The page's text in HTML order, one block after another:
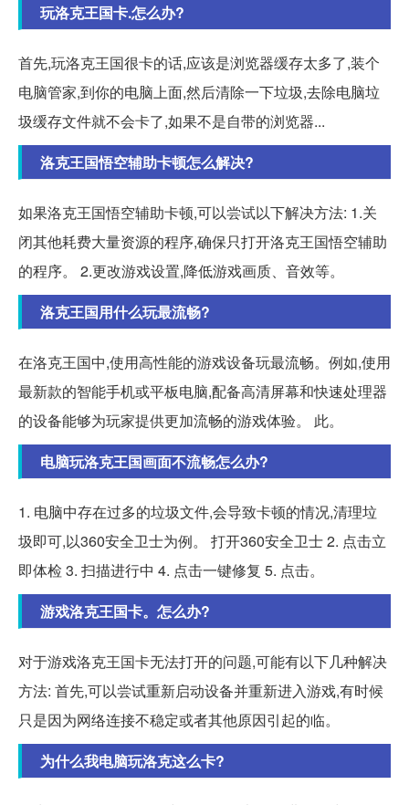
玩洛克王国卡.怎么办?
首先,玩洛克王国很卡的话,应该是浏览器缓存太多了,装个
电脑管家,到你的电脑上面,然后清除一下垃圾,去除电脑垃
圾缓存文件就不会卡了,如果不是自带的浏览器...
洛克王国悟空辅助卡顿怎么解决?
如果洛克王国悟空辅助卡顿,可以尝试以下解决方法: 1.关
闭其他耗费大量资源的程序,确保只打开洛克王国悟空辅助
的程序。 2.更改游戏设置,降低游戏画质、音效等。
洛克王国用什么玩最流畅?
在洛克王国中,使用高性能的游戏设备玩最流畅。例如,使用
最新款的智能手机或平板电脑,配备高清屏幕和快速处理器
的设备能够为玩家提供更加流畅的游戏体验。 此。
电脑玩洛克王国画面不流畅怎么办?
1. 电脑中存在过多的垃圾文件,会导致卡顿的情况,清理垃
圾即可,以360安全卫士为例。 打开360安全卫士 2. 点击立
即体检 3. 扫描进行中 4. 点击一键修复 5. 点击。
游戏洛克王国卡。怎么办?
对于游戏洛克王国卡无法打开的问题,可能有以下几种解决
方法: 首先,可以尝试重新启动设备并重新进入游戏,有时候
只是因为网络连接不稳定或者其他原因引起的临。
为什么我电脑玩洛克这么卡?